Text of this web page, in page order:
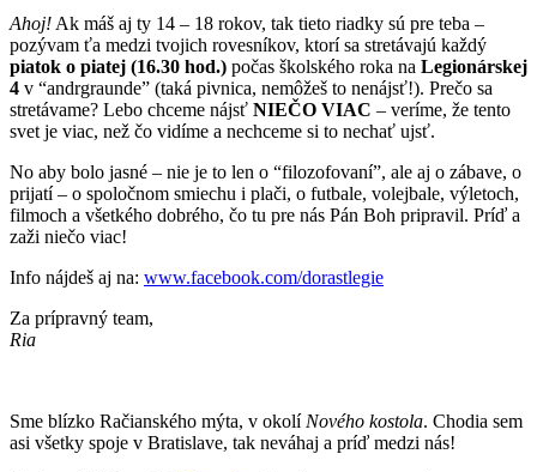
Ahoj! Ak máš aj ty 14 – 18 rokov, tak tieto riadky sú pre teba –
pozývam ťa medzi tvojich rovesníkov, ktorí sa stretávajú každý
piatok o piatej (16.30 hod.) počas školského roka na Legionárskej
4 v “andrgraunde” (taká pivnica, nemôžeš to nenájsť!). Prečo sa
stretávame? Lebo chceme nájsť NIEČO VIAC – veríme, že tento
svet je viac, než čo vidíme a nechceme si to nechať ujsť.
No aby bolo jasné – nie je to len o “filozofovaní”, ale aj o zábave, o
prijatí – o spoločnom smiechu i plači, o futbale, volejbale, výletoch,
filmoch a všetkého dobrého, čo tu pre nás Pán Boh pripravil. Príď a
zaži niečo viac!
Info nájdeš aj na: www.facebook.com/dorastlegie
Za prípravný team,
Ria
Sme blízko Račianského mýta, v okolí Nového kostola. Chodia sem
asi všetky spoje v Bratislave, tak neváhaj a príď medzi nás!